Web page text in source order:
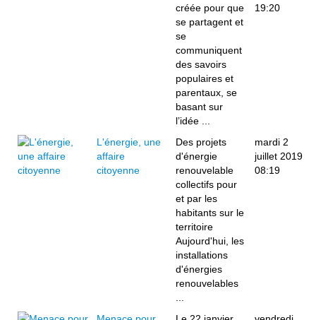
créée pour que
se partagent et
se
communiquent
des savoirs
populaires et
parentaux, se
basant sur
l’idée ...
19:20
L'énergie, une
affaire
citoyenne
Des projets
d'énergie
renouvelable
collectifs pour
et par les
habitants sur le
territoire
Aujourd'hui, les
installations
d'énergies
renouvelables
mardi 2
juillet 2019
08:19